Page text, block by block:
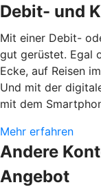
Debit- und
Mit einer Debit-
gut gerüstet. Egal
Ecke, auf Reisen
Und mit der
mit dem
Mehr erfahren
Andere
Angebot